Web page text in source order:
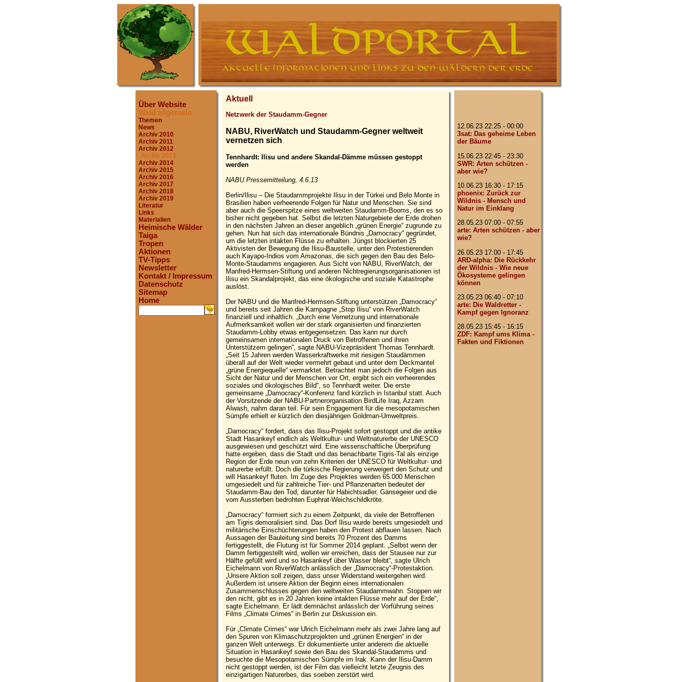
Über Website
Wald allgemein
Themen
News
Archiv 2010
Archiv 2011
Archiv 2012
Archiv 2013
Archiv 2014
Archiv 2015
Archiv 2016
Archiv 2017
Archiv 2018
Archiv 2019
Literatur
Links
Materialien
Heimische Wälder
Taiga
Tropen
Aktionen
TV-Tipps
Newsletter
Kontakt / Impressum
Datenschutz
Sitemap
Home
.
Aktuell
Netzwerk der Staudamm-Gegner
NABU, RiverWatch und Staudamm-Gegner weltweit
vernetzen sich
Tennhardt: Ilisu und andere Skandal-Dämme müssen gestoppt
werden
NABU Pressemitteilung, 4.6.13
Berlin/Ilisu – Die Staudammprojekte Ilisu in der Türkei und Belo Monte in
Brasilien haben verheerende Folgen für Natur und Menschen. Sie sind
aber auch die Speerspitze eines weltweiten Staudamm-Booms, den es so
bisher nicht gegeben hat. Selbst die letzten Naturgebiete der Erde drohen
in den nächsten Jahren an dieser angeblich „grünen Energie“ zugrunde zu
gehen. Nun hat sich das internationale Bündnis „Damocracy“ gegründet,
um die letzten intakten Flüsse zu erhalten. Jüngst blockierten 25
Aktivisten der Bewegung die Ilisu-Baustelle, unter den Protestierenden
auch Kayapo-Indios vom Amazonas, die sich gegen den Bau des Belo-
Monte-Staudamms engagieren. Aus Sicht von NABU, RiverWatch, der
Manfred-Hermsen-Stiftung und anderen Nichtregierungsorganisationen ist
Ilisu ein Skandalprojekt, das eine ökologische und soziale Katastrophe
auslöst.
Der NABU und die Manfred-Hermsen-Stiftung unterstützen „Damocracy“
und bereits seit Jahren die Kampagne „Stop Ilisu“ von RiverWatch
finanziell und inhaltlich. „Durch eine Vernetzung und internationale
Aufmerksamkeit wollen wir der stark organisierten und finanzierten
Staudamm-Lobby etwas entgegensetzen. Das kann nur durch
gemeinsamen internationalen Druck von Betroffenen und ihren
Unterstützern gelingen“, sagte NABU-Vizepräsident Thomas Tennhardt.
„Seit 15 Jahren werden Wasserkraftwerke mit riesigen Staudämmen
überall auf der Welt wieder vermehrt gebaut und unter dem Deckmantel
„grüne Energiequelle“ vermarktet. Betrachtet man jedoch die Folgen aus
Sicht der Natur und der Menschen vor Ort, ergibt sich ein verheerendes
soziales und ökologisches Bild“, so Tennhardt weiter. Die erste
gemeinsame „Damocracy“-Konferenz fand kürzlich in Istanbul statt. Auch
der Vorsitzende der NABU-Partnerorganisation BirdLife Iraq, Azzam
Alwash, nahm daran teil. Für sein Engagement für die mesopotamischen
Sümpfe erhielt er kürzlich den diesjährigen Goldman-Umweltpreis.
„Damocracy“ fordert, dass das Ilisu-Projekt sofort gestoppt und die antike
Stadt Hasankeyf endlich als Weltkultur- und Weltnaturerbe der UNESCO
ausgewiesen und geschützt wird. Eine wissenschaftliche Überprüfung
hatte ergeben, dass die Stadt und das benachbarte Tigris-Tal als einzige
Region der Erde neun von zehn Kriterien der UNESCO für Weltkultur- und
naturerbe erfüllt. Doch die türkische Regierung verweigert den Schutz und
will Hasankeyf fluten. Im Zuge des Projektes werden 65.000 Menschen
umgesiedelt und für zahlreiche Tier- und Pflanzenarten bedeutet der
Staudamm-Bau den Tod, darunter für Habichtsadler, Gänsegeier und die
vom Aussterben bedrohten Euphrat-Weichschildkröte.
„Damocracy“ formiert sich zu einem Zeitpunkt, da viele der Betroffenen
am Tigris demoralisiert sind. Das Dorf Ilisu wurde bereits umgesiedelt und
militärische Einschüchterungen haben den Protest abflauen lassen. Nach
Aussagen der Bauleitung sind bereits 70 Prozent des Damms
fertiggestellt, die Flutung ist für Sommer 2014 geplant. „Selbst wenn der
Damm fertiggestellt wird, wollen wir erreichen, dass der Stausee nur zur
Hälfte gefüllt wird und so Hasankeyf über Wasser bleibt“, sagte Ulrich
Eichelmann von RiverWatch anlässlich der „Damocracy“-Protestaktion.
„Unsere Aktion soll zeigen, dass unser Widerstand weitergehen wird.
Außerdem ist unsere Aktion der Beginn eines internationalen
Zusammenschlusses gegen den weltweiten Staudammwahn. Stoppen wir
den nicht, gibt es in 20 Jahren keine intakten Flüsse mehr auf der Erde“,
sagte Eichelmann. Er lädt demnächst anlässlich der Vorführung seines
Films „Climate Crimes“ in Berlin zur Diskussion ein.
Für „Climate Crimes“ war Ulrich Eichelmann mehr als zwei Jahre lang auf
den Spuren von Klimaschutzprojekten und „grünen Energien“ in der
ganzen Welt unterwegs. Er dokumentierte unter anderem die aktuelle
Situation in Hasankeyf sowie den Bau des Skandal-Staudamms und
besuchte die Mesopotamischen Sümpfe im Irak. Kann der Ilisu-Damm
nicht gestoppt werden, ist der Film das vielleicht letzte Zeugnis des
einzigartigen Naturerbes, das soeben zerstört wird.
12.06.23 22:25 - 00:00
3sat: Das geheime Leben
der Bäume
15.06.23 22:45 - 23:30
SWR: Arten schützen -
aber wie?
10.06.23 16:30 - 17:15
phoenix: Zurück zur
Wildnis - Mensch und
Natur im Einklang
28.05.23 07:00 - 07:55
arte: Arten schützen - aber
wie?
26.05.23 17:00 - 17:45
ARD-alpha: Die Rückkehr
der Wildnis - Wie neue
Ökosysteme gelingen
können
23.05.23 06:40 - 07:10
arte: Die Waldretter -
Kampf gegen Ignoranz
28.05.23 15:45 - 16:15
ZDF: Kampf ums Klima -
Fakten und Fiktionen